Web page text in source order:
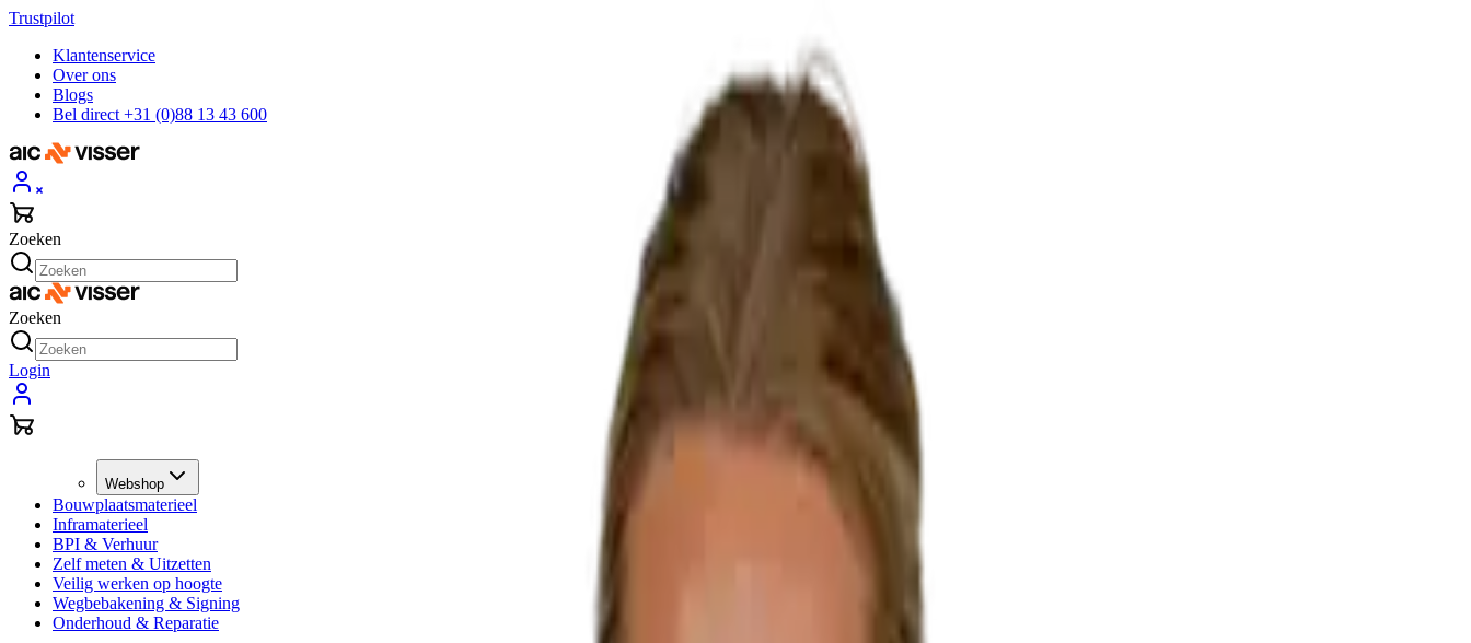
Trustpilot
Klantenservice
Over ons
Blogs
Bel direct +31 (0)88 13 43 600
Zoeken
Zoeken
Login
Webshop
Bouwplaatsmaterieel
Inframaterieel
BPI & Verhuur
Zelf meten & Uitzetten
Veilig werken op hoogte
Wegbebakening & Signing
Onderhoud & Reparatie